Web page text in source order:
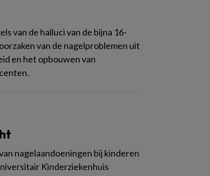
van de halluci van de bijna 16-
van de nagelproblemen uit
en het opbouwen van
nagelaandoeningen bij kinderen
Kinderziekenhuis